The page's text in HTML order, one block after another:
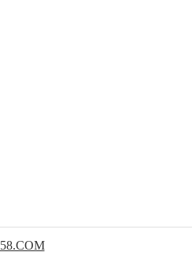
58.COM